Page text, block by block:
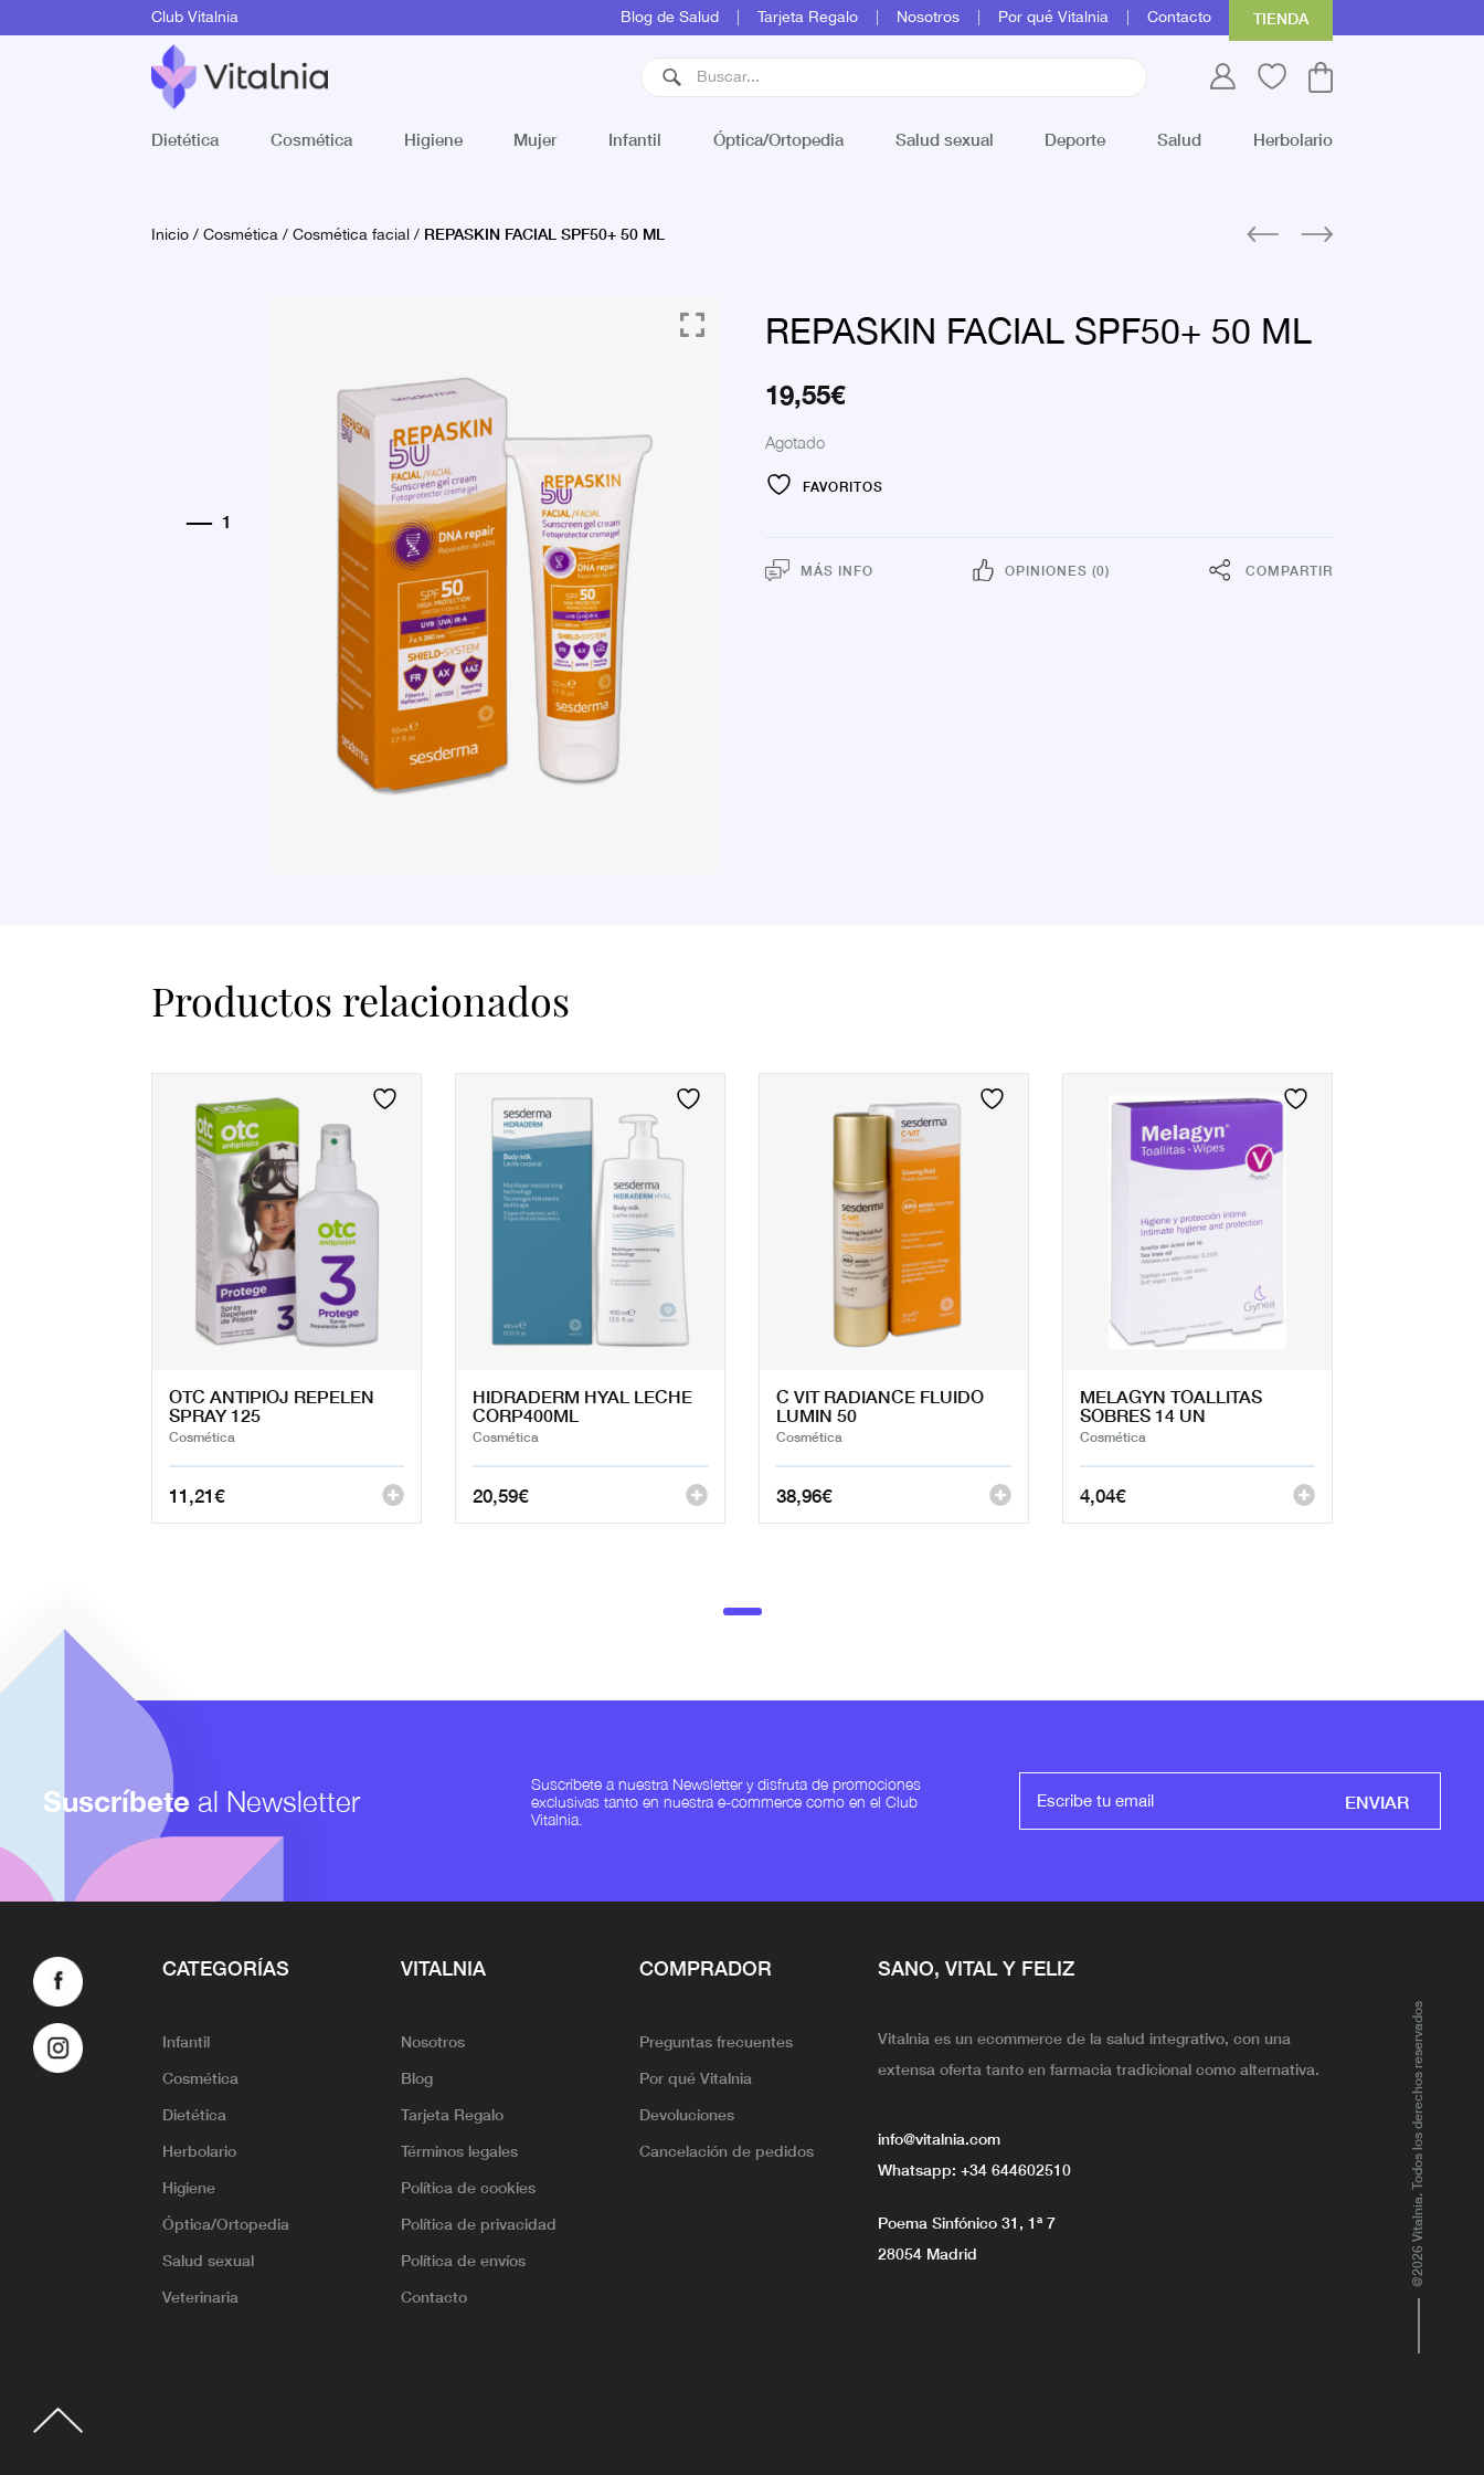
Club Vitalnia Blog de Salud Tarjeta Regalo Nosotros Por qué Vitalnia Contacto TIENDA
Dietética Cosmética Higiene Mujer Infantil Óptica/Ortopedia Salud sexual Deporte Salud Herbolario
Inicio/Cosmética/Cosmética facial/ REPASKIN FACIAL SPF50+ 50 ML
REPASKIN FACIAL SPF50+ 50 ML
19,55€
Agotado
FAVORITOS
MÁS INFO OPINIONES (0) COMPARTIR
Productos relacionados
OTC ANTIPIOJ REPELEN
SPRAY 125
Cosmética
11,21€
HIDRADERM HYAL LECHE
CORP400ML
Cosmética
20,59€
C VIT RADIANCE FLUIDO
LUMIN 50
Cosmética
38,96€
MELAGYN TOALLITAS
SOBRES 14 UN
Cosmética
4,04€
Suscríbete al Newsletter
Suscríbete a nuestra Newsletter y disfruta de promociones
exclusivas tanto en nuestra e-commerce como en el Club
Vitalnia.
ENVIAR
CATEGORÍAS
Infantil
Cosmética
Dietética
Herbolario
Higiene
Óptica/Ortopedia
Salud sexual
Veterinaria
VITALNIA
Nosotros
Blog
Tarjeta Regalo
Términos legales
Política de cookies
Política de privacidad
Política de envíos
Contacto
COMPRADOR
Preguntas frecuentes
Por qué Vitalnia
Devoluciones
Cancelación de pedidos
SANO, VITAL Y FELIZ
Vitalnia es un ecommerce de la salud integrativo, con una
extensa oferta tanto en farmacia tradicional como alternativa.
info@vitalnia.com
Whatsapp: +34 644602510
Poema Sinfónico 31, 1ª 7
28054 Madrid
@2026 Vitalnia. Todos los derechos reservados